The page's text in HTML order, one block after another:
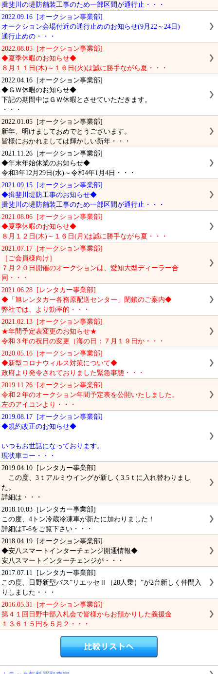
揖斐川の堤防舗装工事のため一部区間が通行止・・・
2022.09.16 [オークション事業部]
オークション会場付近の通行止めのお知らせ(9月22～24日)
通行止めの・・・
2022.08.05 [オークション事業部]
◆夏季休暇のお知らせ◆
８月１１日(木)～１６日(火)は誠に勝手ながら夏・・・
2022.04.16 [オークション事業部]
◆ＧＷ休暇のお知らせ◆
下記の期間中はＧＷ休暇とさせていただきます。
・・・
2022.01.05 [オークション事業部]
新年、明けましておめでとうございます。
皆様におかれましては輝かしい新年・・・
2021.11.26 [オークション事業部]
◆年末年始休業のお知らせ◆
令和3年12月29日(水)～令和4年1月4日・・・
2021.09.15 [オークション事業部]
◆揖斐川堤防工事のお知らせ◆
揖斐川の堤防舗装工事のため一部区間が通行止・・・
2021.08.06 [オークション事業部]
◆夏季休暇のお知らせ◆
８月１２日(木)～１６日(月)は誠に勝手ながら夏・・・
2021.07.17 [オークション事業部]
［ご会員様向け］
７月２０日開催のオークションは、愛知大型ディーラー合
同・・・
2021.06.28 [レンタカー事業部]
◆「旭レンタカー各務原配送センター」閉鎖のご案内◆
弊社では、より効率的・・・
2021.02.13 [オークション事業部]
★年間予定表変更のお知らせ★
令和３年の祝日の変更（海の日：７月１９日か・・・
2020.05.16 [オークション事業部]
◆新型コロナウィルス対策について◆
政府より発令されておりました緊急事態・・・
2019.11.26 [オークション事業部]
令和２年のオークション年間予定表を公開いたしました。
左のアイコンより・・・
2019.08.17 [オークション事業部]
◆規約改正のお知らせ◆
いつもお世話になっております。
現状車コー・・・
2019.04.10 [レンタカー事業部]
この度、3ｔアルミウイングが新しく3.5ｔに入れ替わりまし
た。
詳細は・・・
2018.10.03 [レンタカー事業部]
この度、4トン冷蔵冷凍車が新たに加わりました！
詳細はT-6をご覧下さい・・・
2018.04.19 [オークション事業部]
◆安八スマートインターチェンジ開通情報◆
安八スマートインターチェンジが・・・
2017.07.11 [レンタカー事業部]
この度、日野新型バス”リエッセⅡ（28人乗）”が2台新しく仲間入
りしました・・・
2016.05.31 [オークション事業部]
第４１回日野中部入札会で皆様からお預かりした義援金
１３６１５円を５月２・・・